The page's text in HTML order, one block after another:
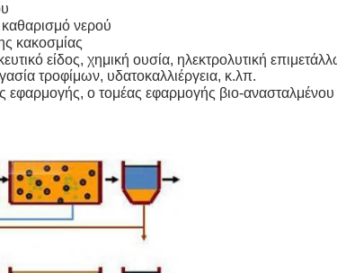
νερού
κακοσμίας
είδος, χημική ουσία, ηλεκτρολυτική
τροφίμων, υδατοκαλλιέργεια, κ.λπ.
ο τομέας εφαρμογής βιο-